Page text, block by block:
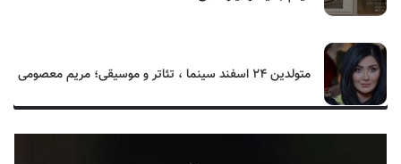
متولدین ۲۴ اسفند سینما ، تئاتر و موسیقی؛ مریم معصومی